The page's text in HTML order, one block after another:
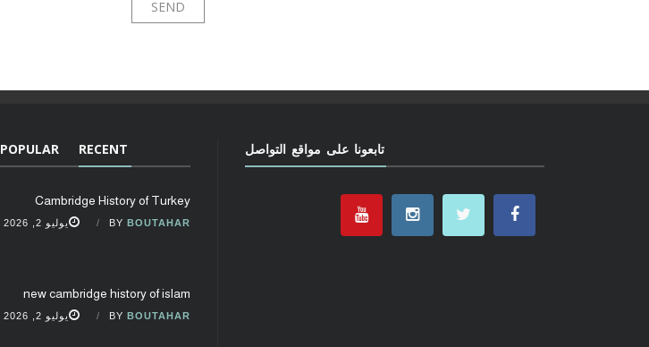
RECENT
POPULAR
Cambridge History of Turkey
BY BOUTAHAR يوليو 2, 2026
new cambridge history of islam
BY BOUTAHAR يوليو 2, 2026
تابعونا على مواقع التواصل